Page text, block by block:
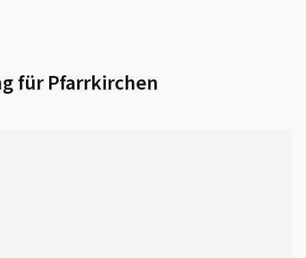
für Pfarrkirchen